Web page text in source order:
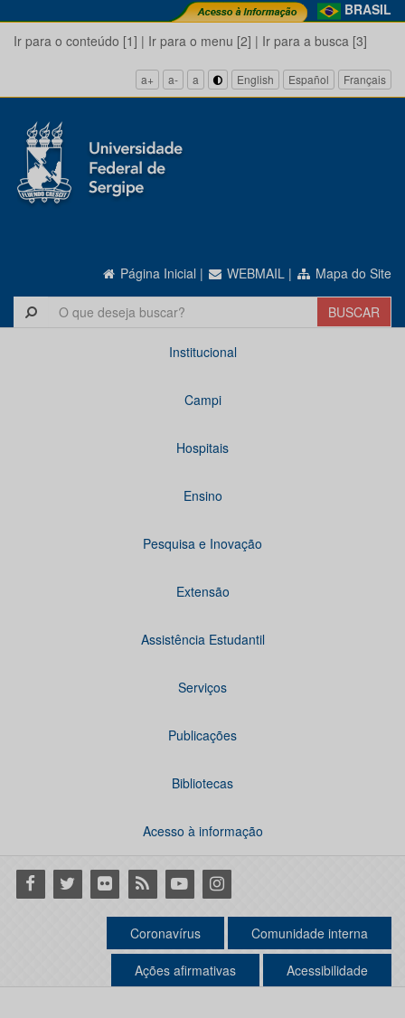
BRASIL
Ir para o conteúdo [1] | Ir para o menu [2] | Ir para a busca [3]
a+ a- a English Español Français
Página Inicial | WEBMAIL | Mapa do Site
Institucional
Campi
Hospitais
Ensino
Pesquisa e Inovação
Extensão
Assistência Estudantil
Serviços
Publicações
Bibliotecas
Acesso à informação
Facebook
Twitter Flickr RSS YoutubeInstagram
Coronavírus Comunidade interna
Ações afirmativas Acessibilidade